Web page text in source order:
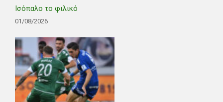
Ισόπαλο το φιλικό
01/08/2026